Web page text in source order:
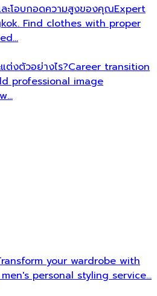
ะโอบกอดความสูงของคุณExpert
Find clothes with proper
ต่งตัวอย่างไร?Career transition
professional image
your wardrobe with
personal styling service…